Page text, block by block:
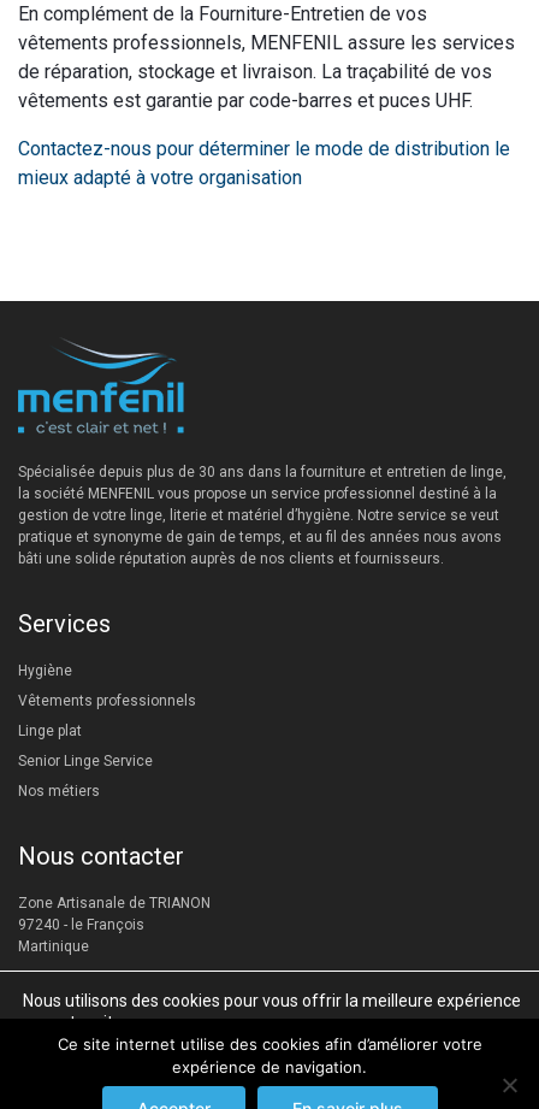
En complément de la Fourniture-Entretien de vos
vêtements professionnels, MENFENIL assure les services
de réparation, stockage et livraison. La traçabilité de vos
vêtements est garantie par code-barres et puces UHF.
Contactez-nous pour déterminer le mode de distribution le
mieux adapté à votre organisation
Spécialisée depuis plus de 30 ans dans la fourniture et entretien de linge,
la société MENFENIL vous propose un service professionnel destiné à la
gestion de votre linge, literie et matériel d’hygiène. Notre service se veut
pratique et synonyme de gain de temps, et au fil des années nous avons
bâti une solide réputation auprès de nos clients et fournisseurs.
Services
Hygiène
Vêtements professionnels
Linge plat
Senior Linge Service
Nos métiers
Nous contacter
Zone Artisanale de TRIANON
97240 - le François
Martinique
accueil@menfenil.com
Nous utilisons des cookies pour vous offrir la meilleure expérience
sur notre site.
Vous pouvez en savoir plus sur les cookies que nous utilisons ou
les paramètres.
Ce site internet utilise des cookies afin d’améliorer votre
expérience de navigation.